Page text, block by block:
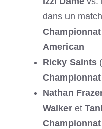
dans un
Championnat
American
Ricky Saints
Nathan
Walker et
Championnat